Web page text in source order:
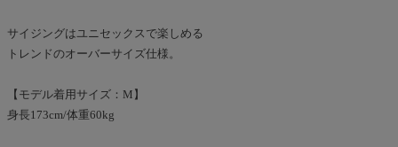
サイジングはユニセックスで楽しめる
トレンドのオーバーサイズ仕様。
【モデル着用サイズ：M】
身長173cm/体重60kg